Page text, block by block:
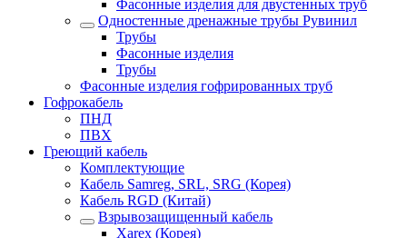
Фасонные изделия для двустенных труб
Одностенные дренажные трубы Рувинил
Трубы
Фасонные изделия
Трубы
Фасонные изделия гофрированных труб
Гофрокабель
ПНД
ПВХ
Греющий кабель
Комплектующие
Кабель Samreg, SRL, SRG (Корея)
Кабель RGD (Китай)
Взрывозащищенный кабель
Xarex (Корея)